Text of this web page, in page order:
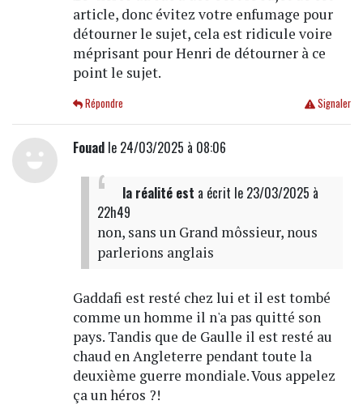
article, donc évitez votre enfumage pour
détourner le sujet, cela est ridicule voire
méprisant pour Henri de détourner à ce
point le sujet.
Signaler
Répondre
Fouadle 24/03/2025 à 08:06
la réalité est a écrit le 23/03/2025 à
22h49
non, sans un Grand môssieur, nous
parlerions anglais
Gaddafi est resté chez lui et il est tombé
comme un homme il n'a pas quitté son
pays. Tandis que de Gaulle il est resté au
chaud en Angleterre pendant toute la
deuxième guerre mondiale. Vous appelez
ça un héros ?!